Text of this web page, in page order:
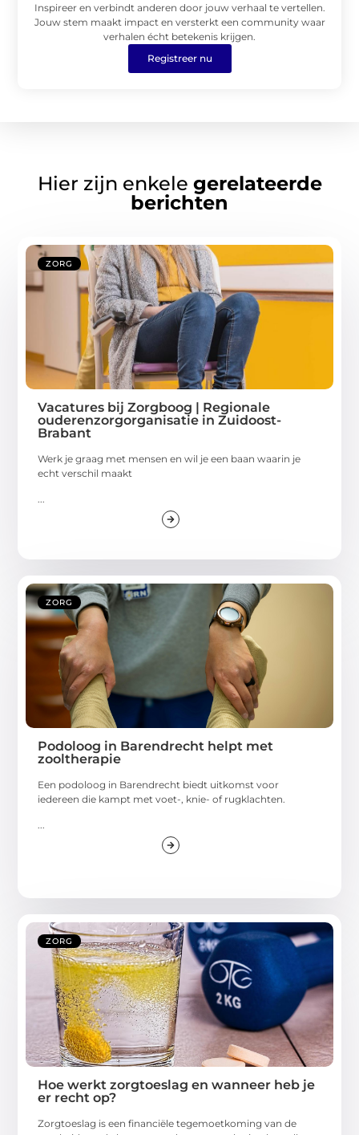
Inspireer en verbindt anderen door jouw verhaal te vertellen.
Jouw stem maakt impact en versterkt een community waar
verhalen écht betekenis krijgen.
Registreer nu
Hier zijn enkele gerelateerde
berichten
ZORG
Vacatures bij Zorgboog | Regionale
ouderenzorgorganisatie in Zuidoost-
Brabant
Werk je graag met mensen en wil je een baan waarin je
echt verschil maakt
...
ZORG
Podoloog in Barendrecht helpt met
zooltherapie
Een podoloog in Barendrecht biedt uitkomst voor
iedereen die kampt met voet-, knie- of rugklachten.
...
ZORG
Hoe werkt zorgtoeslag en wanneer heb je
er recht op?
Zorgtoeslag is een financiële tegemoetkoming van de